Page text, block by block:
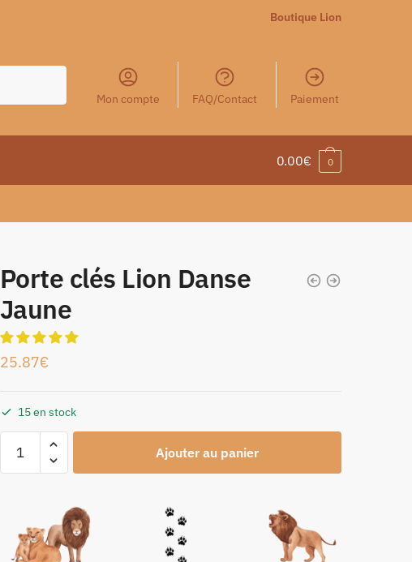
Boutique Lion
Mon compte FAQ/Contact Paiement
0.00€ 0
Porte clés Lion Danse
Jaune
25.87€
15 en stock
Ajouter au panier